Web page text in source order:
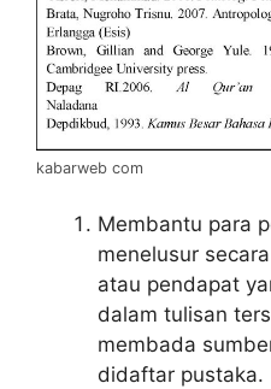
kabarweb com
Membantu para
menelusur
atau pendapat
dalam tulisan
membada
didaftar pustaka.